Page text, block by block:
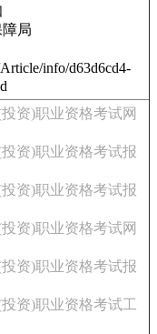
局
info/d63d6cd4-
资)职业资格考试网
资)职业资格考试报
资)职业资格考试报
资)职业资格考试网
资)职业资格考试报
资)职业资格考试工